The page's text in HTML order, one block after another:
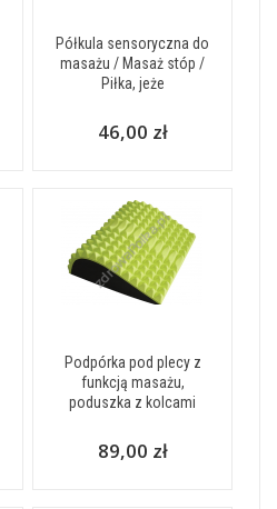
Półkula sensoryczna do
masażu / Masaż stóp /
Piłka, jeże
46,00 zł
Podpórka pod plecy z
funkcją masażu,
poduszka z kolcami
89,00 zł